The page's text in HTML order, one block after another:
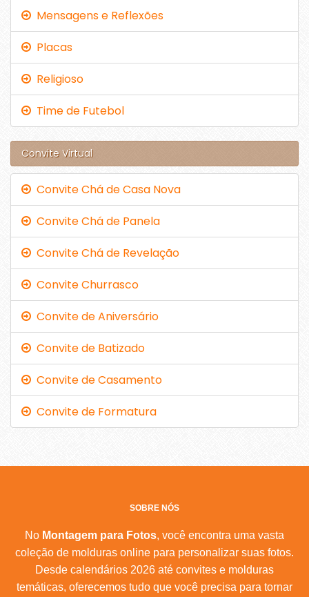
Mensagens e Reflexões
Placas
Religioso
Time de Futebol
Convite Virtual
Convite Chá de Casa Nova
Convite Chá de Panela
Convite Chá de Revelação
Convite Churrasco
Convite de Aniversário
Convite de Batizado
Convite de Casamento
Convite de Formatura
SOBRE NÓS
No Montagem para Fotos, você encontra uma vasta
coleção de molduras online para personalizar suas fotos.
Desde calendários 2026 até convites e molduras
temáticas, oferecemos tudo que você precisa para tornar